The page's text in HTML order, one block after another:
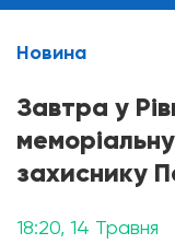
Новини
Новина
Завтра у
захиснику
18:20, 14 Травня